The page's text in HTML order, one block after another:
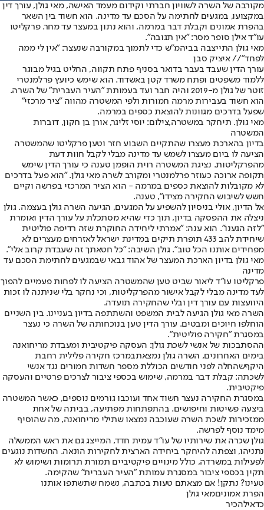
מקורבה של השרה לשוויון חברתי וקידום מעמד האישה, מאי גולן, עורך דין
במקצועו, במגעים לחתימה על הסכם עד מדינה. הוא חשוד בין השאר
בהפרת אמונים וקבלת דבר במרמה, והוא נתון במעצר עד מחר. פרקליטו
עו״ד אילן סופר מסר: ״אין תגובה״.
מאי גולן התייצבה בביהמ"ש כדי לתמוך במקורבה שנעצר: "אין לי ממה
לפחד"// איציק סבן
עורך הדין שעבד בעבר בדואר בסניף פתח תקווה, החליט בגיל מבוגר
ללמוד משפטים ופתח משרד קטן באשדוד. הוא שימש כיועץ פרלמנטרי
זוטר של גולן מ-2019 והיה חבר ועד בעמותת "העיר העברית" של השרה.
הוא חשוד בעבירות מרמה חמורות ולפי המשטרה מהווה "ציר מרכזי"
שפעל בדרכים מגוונות להוצאת כספים במרמה.
מאי גולן. תיחקר במשטרה,צילום: יוסי זליגר, אורן בן חקון, דוברות
המשטרה
בדיון בהארכת מעצרו שהתקיים השבוע חזר וטען פרקליטו שהמשטרה
הציעה לו ביום מעצרו לשמש עד מדינה מבלי לקבל חוות דעת
מהפרקליטות. נציגת המשטרה רוית הופמן טענה כי עורך הדין שימש
תקופה ארוכה כעוזר פרלמנטרי ומקורב לשרה מאי גולן. ״הוא פעל בדרכים
לא מקובלות להוצאת כספים במרמה - הוא הציר המרכזי בפרשה וקיים
חשש לשיבוש החקירה מצידו״, טענה.
אל הדיון, אולי בניסיון להשפיע על המגעים, הגיעה השרה גולן בעצמה. גולן
ניצלה את ההפסקה בדיון, תוך כדי שהיא מסתכלת על עורך הדין ואומרת
"לזה הגענו". הוא ענה: "אמרתי ליחידה החוקרת שזה רדיפה פוליטית
שיחידת להב 433 תופרת תיקים במדינת ישראל לאזרחים מעצרים לא
מפחידים אותנו הכל טוב". גולן השיבה: "כל חטאתך זה שעבדת קרוב אלי".
מאי גולן בדיון הארכת המעצר של אהוד גבאי שבמגעים לחתימת הסכם עד
מדינה
פרקליטו עו״ד ליאור שביט טען שהמשטרה הציעה לו לפחות פעמיים להפוך
לעד מדינה מבלי לקבל אישור מהפרקליטות, וכי נחקר בלי שניתנה לו זכות
היוועצות עם עורך דין ובלי שהחקירה תועדה.
השרה מאי גולן הגיעה לבית המשפט והשתתפה בדיון בעניינו. בין השניים
הוחלפו חיוכים ומבטים. עורך הדין טען בנוכחותה של השרה כי נעצר
במסגרת ״חקירה פוליטית״.
ההסתבכות של אנשי לשכת גולן: העסקה פיקטיבית ומעבדת מריחואנה
בימים האחרונים, השרה גולן נמצאתבמרכז חקירה פלילית רחבת
היקףשהחלה לפני חודשים הכוללת מספר חשדות חמורים נגד אנשי
לשכתה: קבלת דבר במרמה, שימוש בכספי ציבור לצרכים פרטיים והעסקה
פיקטיבית.
במסגרת החקירה נעצר חשוד אחד ועוכבו גורמים נוספים, כאשר המשטרה
ביצעה פשיטות וחיפושים. בהתפתחות מפתיעה, בביתה של אחת
ממזכירות לשכת השרה שעוכבה נמצאו שתילי מריחואנה, מה שהוסיף
מימד נוסף לפרשה.
גולן שכרה את שירותיו של עו"ד עמית חדד, המייצג גם את ראש הממשלה
נתניהו, וצפתה להיחקר ביחידה הארצית לחקירות הונאה. החשדות נוגעים
לפעילות במשרדה, כולל מינויים פיקטיביים תמורת תרומות ושימוש לא
תקין בכספי ציבור במסגרת עמותת "העיר העברית" שהקימה.
טעינו? נתקן! אם מצאתם טעות בכתבה, נשמח שתשתפו אותנו
הפרת אמוניםמאי גולן
כדאילהכיר